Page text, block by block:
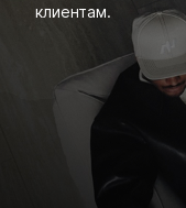
клиентам.